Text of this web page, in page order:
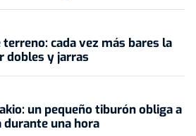
terreno: cada vez más bares la
dobles y jarras
un pequeño tiburón obliga a
durante una hora